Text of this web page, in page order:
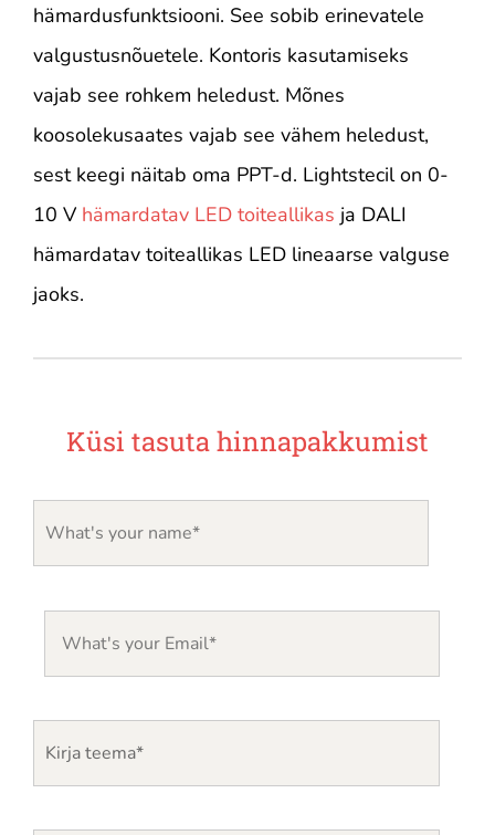
hämardusfunktsiooni. See sobib erinevatele
valgustusnõuetele. Kontoris kasutamiseks
vajab see rohkem heledust. Mõnes
koosolekusaates vajab see vähem heledust,
sest keegi näitab oma PPT-d. Lightstecil on 0-
10 V hämardatav LED toiteallikas ja DALI
hämardatav toiteallikas LED lineaarse valguse
jaoks.
Küsi tasuta hinnapakkumist